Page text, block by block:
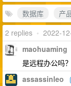
数据库
产
2 replies • 2022-
maohuaming
是远程办公吗？
assassinleo